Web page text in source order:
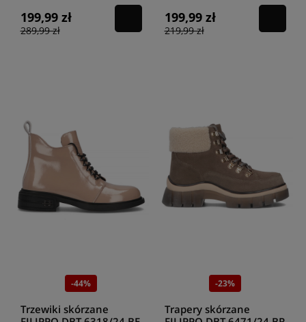
199,99 zł
289,99 zł
199,99 zł
219,99 zł
-44%
Trzewiki skórzane
-23%
Trapery skórzane